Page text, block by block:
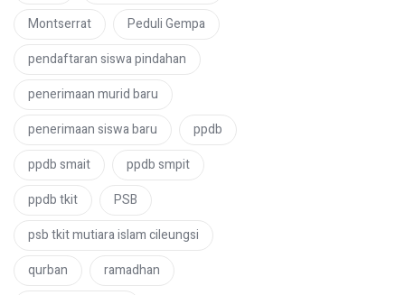
Montserrat
Peduli Gempa
pendaftaran siswa pindahan
penerimaan murid baru
penerimaan siswa baru
ppdb
ppdb smait
ppdb smpit
ppdb tkit
PSB
psb tkit mutiara islam cileungsi
qurban
ramadhan